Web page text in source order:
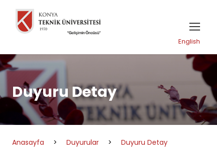
English
Duyuru Detay
Anasayfa > Duyurular > Duyuru Detay